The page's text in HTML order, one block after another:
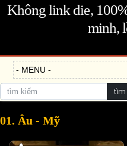
Không link die,
minh,
tìm
01. Âu - Mỹ